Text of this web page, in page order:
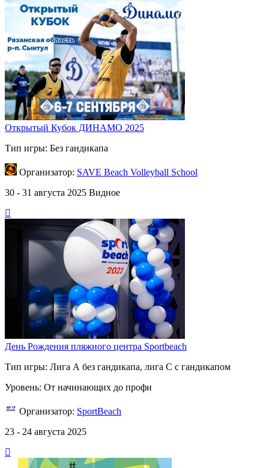
Открытый Кубок ДИНАМО 2025
Тип игры: Без гандикапа
Организатор: SAVE Beach Volleyball School
30 - 31 августа 2025 Видное
День Рождения пляжного центра Sportbeach
Тип игры: Лига А без гандикапа, лига С с гандикапом
Уровень: От начинающих до профи
Организатор: SportBeach
23 - 24 августа 2025